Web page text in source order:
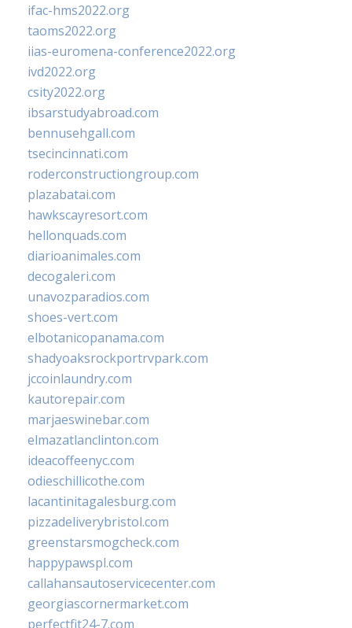
ifac-hms2022.org
taoms2022.org
iias-euromena-conference2022.org
ivd2022.org
csity2022.org
ibsarstudyabroad.com
bennusehgall.com
tsecincinnati.com
roderconstructiongroup.com
plazabatai.com
hawkscayresort.com
hellonquads.com
diarioanimales.com
decogaleri.com
unavozparadios.com
shoes-vert.com
elbotanicopanama.com
shadyoaksrockportrvpark.com
jccoinlaundry.com
kautorepair.com
marjaeswinebar.com
elmazatlanclinton.com
ideacoffeenyc.com
odieschillicothe.com
lacantinitagalesburg.com
pizzadeliverybristol.com
greenstarsmogcheck.com
happypawspl.com
callahansautoservicecenter.com
georgiascornermarket.com
perfectfit24-7.com